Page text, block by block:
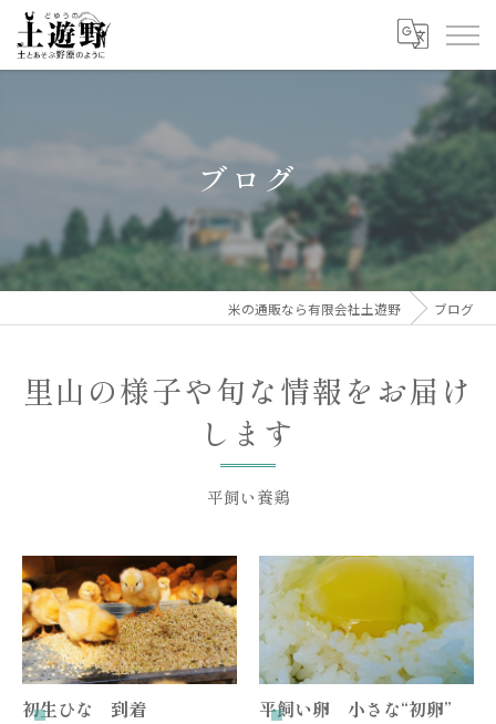
ブログ
米の通販なら有限会社土遊野 ブログ
里山の様子や旬な情報をお届け
します
平飼い養鶏
初生ひな 到着 平飼い卵 小さな“初卵”